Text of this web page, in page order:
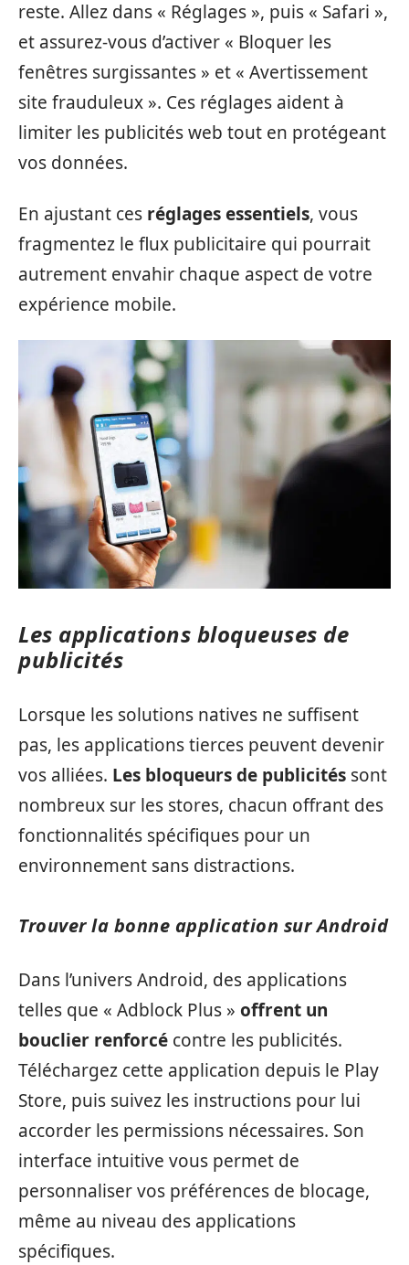
reste. Allez dans « Réglages », puis « Safari »,
et assurez-vous d’activer « Bloquer les
fenêtres surgissantes » et « Avertissement
site frauduleux ». Ces réglages aident à
limiter les publicités web tout en protégeant
vos données.
En ajustant ces réglages essentiels, vous
fragmentez le flux publicitaire qui pourrait
autrement envahir chaque aspect de votre
expérience mobile.
Les applications bloqueuses de
publicités
Lorsque les solutions natives ne suffisent
pas, les applications tierces peuvent devenir
vos alliées. Les bloqueurs de publicités sont
nombreux sur les stores, chacun offrant des
fonctionnalités spécifiques pour un
environnement sans distractions.
Trouver la bonne application sur Android
Dans l’univers Android, des applications
telles que « Adblock Plus » offrent un
bouclier renforcé contre les publicités.
Téléchargez cette application depuis le Play
Store, puis suivez les instructions pour lui
accorder les permissions nécessaires. Son
interface intuitive vous permet de
personnaliser vos préférences de blocage,
même au niveau des applications
spécifiques.